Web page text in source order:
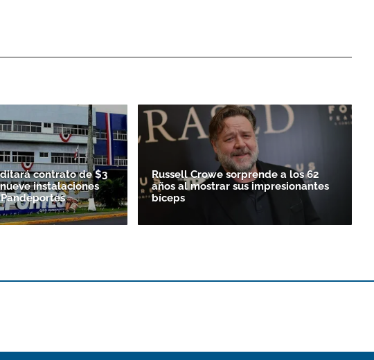
contrato de $3
instalaciones
Russell Crowe sorprende a los 62
años al mostrar sus impresionantes
bíceps